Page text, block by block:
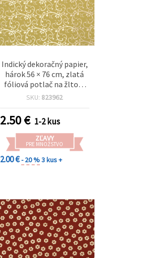
Indický dekoračný papier,
hárok 56 × 76 cm, zlatá
fóliová potlač na žltom
podklade, barokový
na scrapbooking,
cardmaking, DIY tvorenie
a balenie darčekov, HP34
SKU: 823962
2.50€ 1-2 kus
ZĽAVY
PRE MNOŽSTVO
2.00 €- 20 %3 kus +